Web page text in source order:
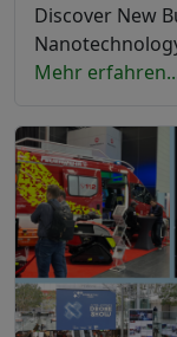
Discover New
Mehr